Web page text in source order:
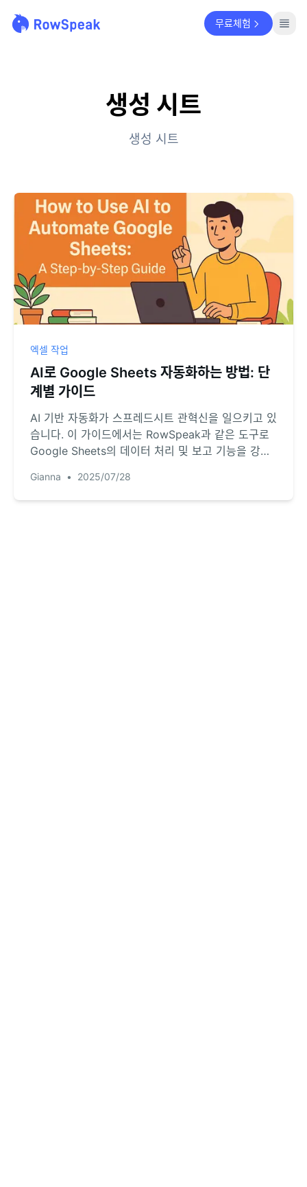
무료체험
생성 시트
생성 시트
엑셀 작업
AI로 Google Sheets 자동화하는 방법: 단
계별 가이드
AI 기반 자동화가 스프레드시트 관혁신을 일으키고 있
습니다. 이 가이드에서는 RowSpeak과 같은 도구로
Google Sheets의 데이터 처리 및 보고 기능을 강화
Gianna • 2025/07/28